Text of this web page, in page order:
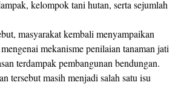
kelompok tani hutan, serta sejumlah
masyarakat kembali menyampaikan
mekanisme penilaian tanaman jati
terdampak pembangunan bendungan.
tersebut masih menjadi salah satu isu